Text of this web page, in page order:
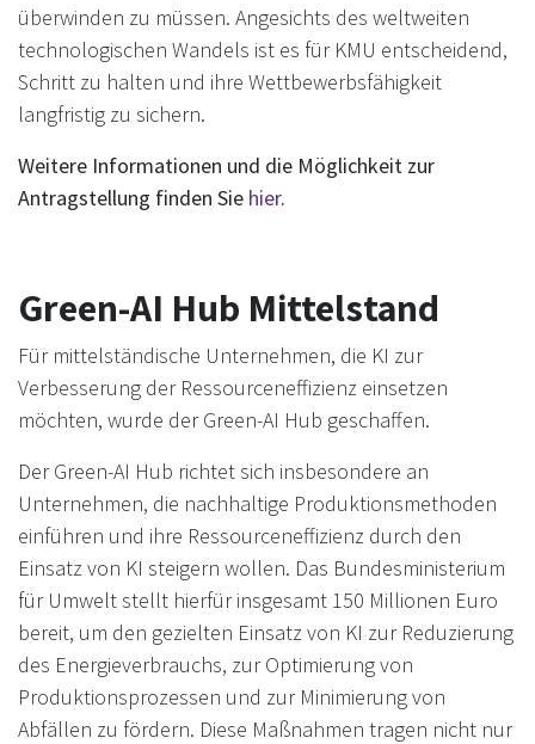
überwinden zu müssen. Angesichts des weltweiten
technologischen Wandels ist es für KMU entscheidend,
Schritt zu halten und ihre Wettbewerbsfähigkeit
langfristig zu sichern.
Weitere Informationen und die Möglichkeit zur
Antragstellung finden Sie hier.
Green-AI Hub Mittelstand
Für mittelständische Unternehmen, die KI zur
Verbesserung der Ressourceneffizienz einsetzen
möchten, wurde der Green-AI Hub geschaffen.
Der Green-AI Hub richtet sich insbesondere an
Unternehmen, die nachhaltige Produktionsmethoden
einführen und ihre Ressourceneffizienz durch den
Einsatz von KI steigern wollen. Das Bundesministerium
für Umwelt stellt hierfür insgesamt 150 Millionen Euro
bereit, um den gezielten Einsatz von KI zur Reduzierung
des Energieverbrauchs, zur Optimierung von
Produktionsprozessen und zur Minimierung von
Abfällen zu fördern. Diese Maßnahmen tragen nicht nur